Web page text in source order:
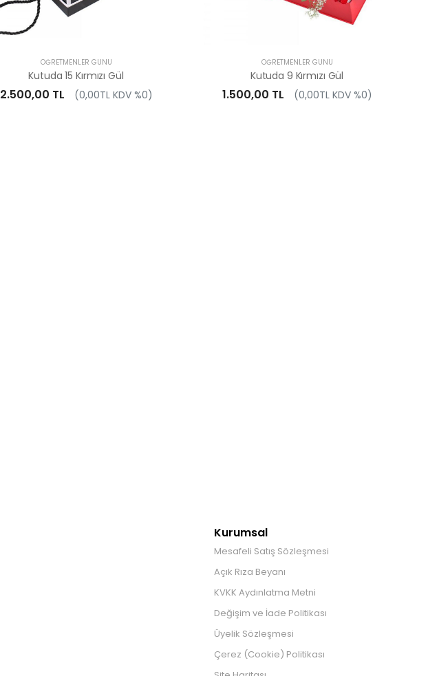
ÖĞRETMENLER GÜNÜ
Kutuda 15 Kırmızı Gül
2.500,00 TL (0,00TL KDV %0)
ÖĞRETMENLER GÜNÜ
Kutuda 9 Kırmızı Gül
1.500,00 TL (0,00TL KDV %0)
Kurumsal
Mesafeli Satış Sözleşmesi
Açık Rıza Beyanı
KVKK Aydınlatma Metni
Değişim ve İade Politikası
Üyelik Sözleşmesi
Çerez (Cookie) Politikası